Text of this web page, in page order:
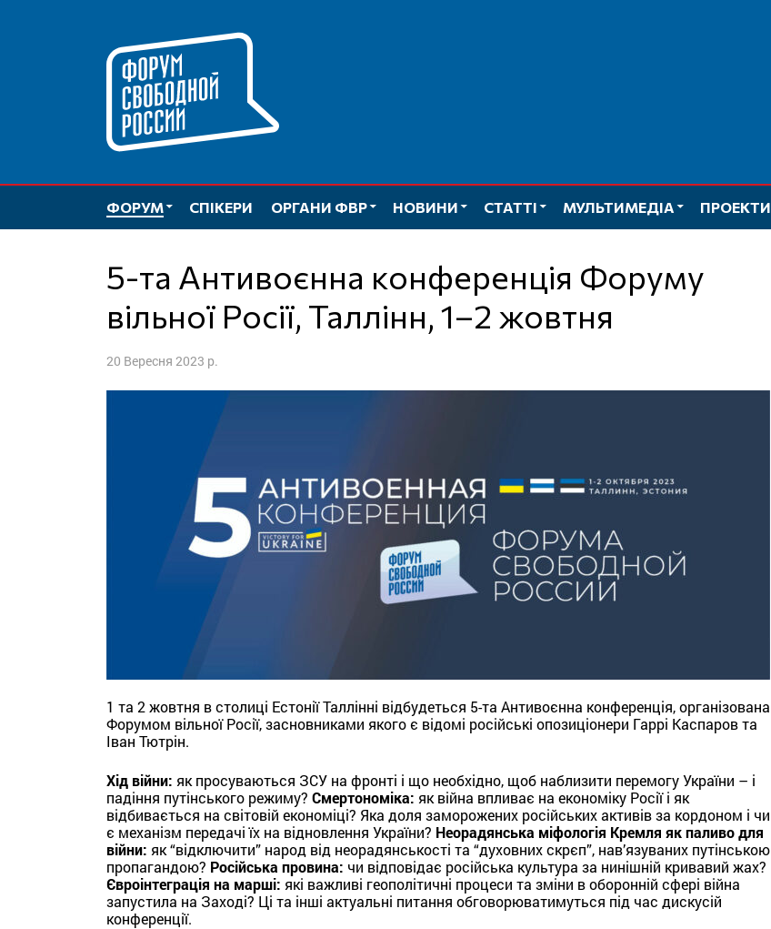
ФОРУМ СПІКЕРИ ОРГАНИ ФВР НОВИНИ СТАТТІ МУЛЬТИМЕДІА
ПРОЕКТИ
5-та Антивоєнна конференція Форуму
вільної Росії, Таллінн, 1–2 жовтня
20 Вересня 2023 р.
1 та 2 жовтня в столиці Естонії Таллінні відбудеться 5-та Антивоєнна конференція, організована
Форумом вільної Росії, засновниками якого є відомі російські опозиціонери Гаррі Каспаров та
Іван Тютрін.
Хід війни: як просуваються ЗСУ на фронті і що необхідно, щоб наблизити перемогу України – і
падіння путінського режиму? Смертономіка: як війна впливає на економіку Росії і як
відбивається на світовій економіці? Яка доля заморожених російських активів за кордоном і чи
є механізм передачі їх на відновлення України? Неорадянська міфологія Кремля як паливо для
війни: як “відключити” народ від неорадянськості та “духовних скрєп”, нав’язуваних путінською
пропагандою? Російська провина: чи відповідає російська культура за нинішній кривавий жах?
Євроінтеграція на марші: які важливі геополітичні процеси та зміни в оборонній сфері війна
запустила на Заході? Ці та інші актуальні питання обговорюватимуться під час дискусій
конференції.